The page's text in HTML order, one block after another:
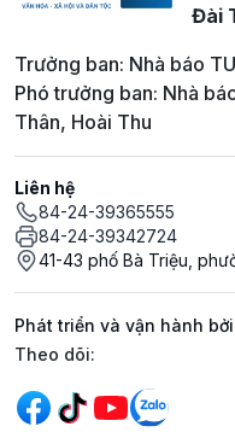
Đài
Trưởng ban: Nhà báo
Phó trưởng ban: Nhà
Thân, Hoài Thu
Liên hệ
84-24-39365555
84-24-39342724
41-43 phố Bà Triệu,
Phát triển và vận hành
Mạng xã hội
Theo dõi: